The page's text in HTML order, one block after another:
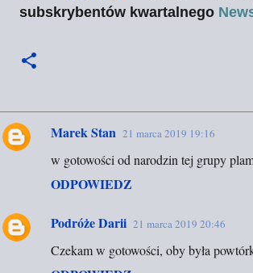
subskrybentów kwartalnego
K
n
Marek Stan 21 marca 2019 19:16
w gotowości od narodzin tej grupy
ODPOWIEDZ
Podróże Darii 21 marca 2019 20:46
Czekam w gotowości, oby była